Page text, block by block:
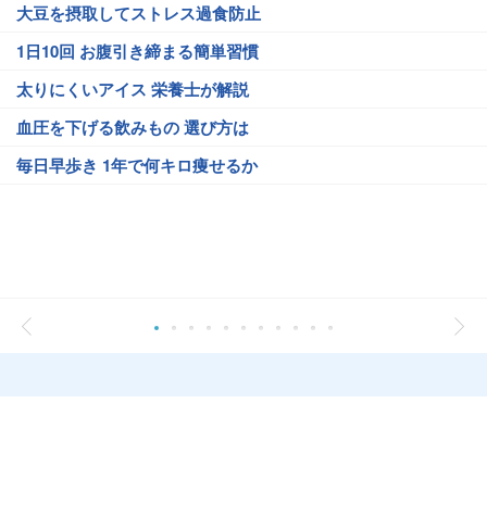
大豆を摂取してストレス過食防止
1日10回 お腹引き締まる簡単習慣
太りにくいアイス 栄養士が解説
血圧を下げる飲みもの 選び方は
毎日早歩き 1年で何キロ痩せるか